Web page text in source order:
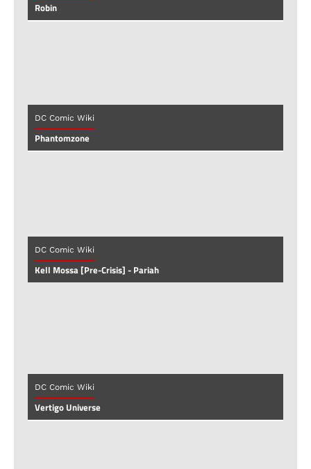
Robin
DC Comic Wiki
Phantomzone
DC Comic Wiki
Kell Mossa [Pre-Crisis] - Pariah
DC Comic Wiki
Vertigo Universe